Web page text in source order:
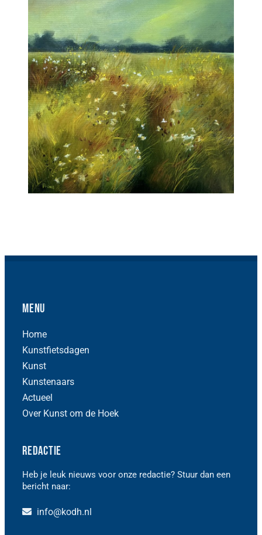
Menu
Home
Kunstfietsdagen
Kunst
Kunstenaars
Actueel
Over Kunst om de Hoek
Redactie
Heb je leuk nieuws voor onze redactie? Stuur dan een
bericht naar:
info@kodh.nl